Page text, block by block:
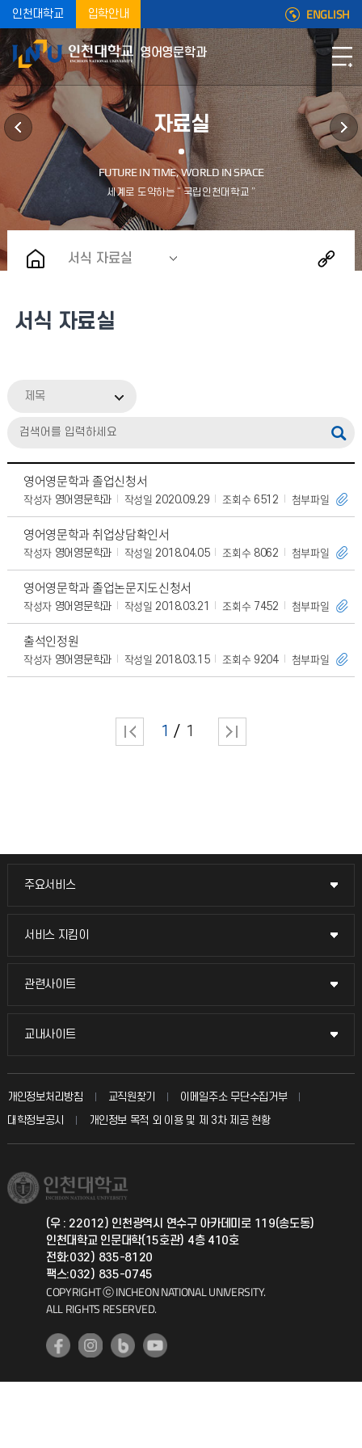
인천대학교 입학안내 ENGLISH
영어영문학과
자료실
서식 자료실
서식 자료실
제목
영어영문학과 졸업신청서
작성자 영어영문학과 작성일 2020.09.29 조회수 6512 첨부파일
영어영문학과 취업상담확인서
작성자 영어영문학과 작성일 2018.04.05 조회수 8062 첨부파일
영어영문학과 졸업논문지도신청서
작성자 영어영문학과 작성일 2018.03.21 조회수 7452 첨부파일
출석인정원
작성자 영어영문학과 작성일 2018.03.15 조회수 9204 첨부파일
1 1
주요서비스
주요서비스
교무회의방송
입학안내
취업정보(학생)
서비스 지킴이
서비스 지킴이
묻고 답하기
칭찬마당
학생서비스 지킴이
관련사이트
관련사이트
국방헬프콜
총동문회
교내사이트
교내사이트
교수회
교육혁신본부
국제지원과
공자아카데미
기초교육원
개인정보처리방침 교직원찾기
이메일주소 무단수집거부
대학정보공시
개인정보 목적 외 이용 및 제 3차 제공 현황
(우 : 22012) 인천광역시 연수구 아카데미로 119(송도동)
인천대학교 인문대학(15호관) 4층 410호
전화:032) 835-8120
팩스:032) 835-0745
COPYRIGHT ⓒ INCHEON NATIONAL UNIVERSITY.
ALL RIGHTS RESERVED.